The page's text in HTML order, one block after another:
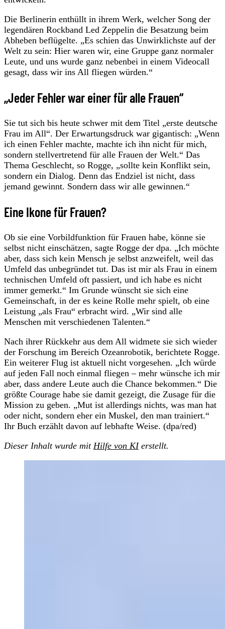
Die Berlinerin enthüllt in ihrem Werk, welcher Song der
legendären Rockband Led Zeppelin die Besatzung beim
Abheben beflügelte. „Es schien das Unwirklichste auf der
Welt zu sein: Hier waren wir, eine Gruppe ganz normaler
Leute, und uns wurde ganz nebenbei in einem Videocall
gesagt, dass wir ins All fliegen würden.“
„Jeder Fehler war einer für alle Frauen“
Sie tut sich bis heute schwer mit dem Titel „erste deutsche
Frau im All“. Der Erwartungsdruck war gigantisch: „Wenn
ich einen Fehler machte, machte ich ihn nicht für mich,
sondern stellvertretend für alle Frauen der Welt.“ Das
Thema Geschlecht, so Rogge, „sollte kein Konflikt sein,
sondern ein Dialog. Denn das Endziel ist nicht, dass
jemand gewinnt. Sondern dass wir alle gewinnen.“
Eine Ikone für Frauen?
Ob sie eine Vorbildfunktion für Frauen habe, könne sie
selbst nicht einschätzen, sagte Rogge der dpa. „Ich möchte
aber, dass sich kein Mensch je selbst anzweifelt, weil das
Umfeld das unbegründet tut. Das ist mir als Frau in einem
technischen Umfeld oft passiert, und ich habe es nicht
immer gemerkt.“ Im Grunde wünscht sie sich eine
Gemeinschaft, in der es keine Rolle mehr spielt, ob eine
Leistung „als Frau“ erbracht wird. „Wir sind alle
Menschen mit verschiedenen Talenten.“
Nach ihrer Rückkehr aus dem All widmete sie sich wieder
der Forschung im Bereich Ozeanrobotik, berichtete Rogge.
Ein weiterer Flug ist aktuell nicht vorgesehen. „Ich würde
auf jeden Fall noch einmal fliegen – mehr wünsche ich mir
aber, dass andere Leute auch die Chance bekommen.“ Die
größte Courage habe sie damit gezeigt, die Zusage für die
Mission zu geben. „Mut ist allerdings nichts, was man hat
oder nicht, sondern eher ein Muskel, den man trainiert.“
Ihr Buch erzählt davon auf lebhafte Weise. (dpa/red)
Dieser Inhalt wurde mit Hilfe von KIerstellt.